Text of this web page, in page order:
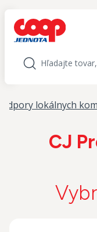
Hľadať
lokálnych
CJ